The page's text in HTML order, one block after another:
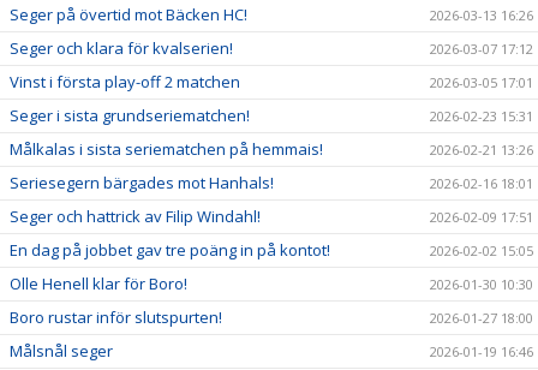
Seger på övertid mot Bäcken HC! 2026-03-13 16:26
Seger och klara för kvalserien! 2026-03-07 17:12
Vinst i första play-off 2 matchen 2026-03-05 17:01
Seger i sista grundseriematchen! 2026-02-23 15:31
Målkalas i sista seriematchen på hemmais! 2026-02-21 13:26
Seriesegern bärgades mot Hanhals! 2026-02-16 18:01
Seger och hattrick av Filip Windahl! 2026-02-09 17:51
En dag på jobbet gav tre poäng in på kontot! 2026-02-02 15:05
Olle Henell klar för Boro! 2026-01-30 10:30
Boro rustar inför slutspurten! 2026-01-27 18:00
Målsnål seger 2026-01-19 16:46